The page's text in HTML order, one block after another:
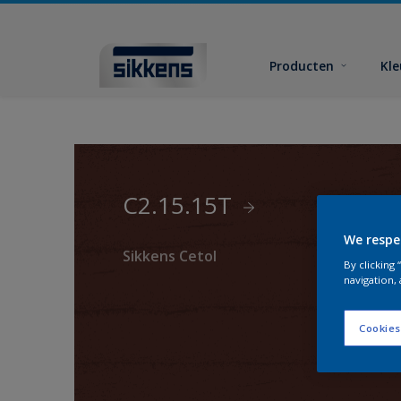
Producten
C2.15.15T
Sikkens Cetol
We
By clicking
navigation,